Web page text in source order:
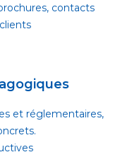
contacts
et réglementaires,